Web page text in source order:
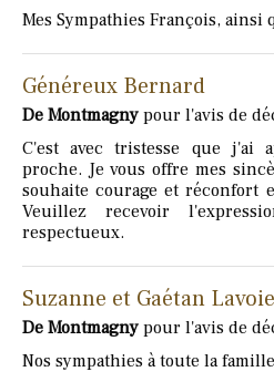
Mes Sympathies François, ainsi
Généreux Bernard
De Montmagny pour l'avis de
C'est avec tristesse que j'ai
proche. Je vous offre mes
souhaite courage et réconfort
Veuillez recevoir
respectueux.
Suzanne et Gaétan Lavoie
De Montmagny pour l'avis de
Nos sympathies à toute la